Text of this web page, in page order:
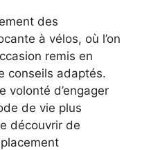
des
à vélos, où l’on
remis en
conseils adaptés.
volonté d’engager
de vie plus
découvrir de